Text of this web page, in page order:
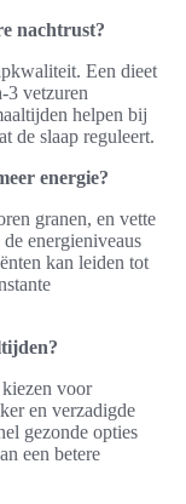
nachtrust?
Een dieet
3 vetzuren
helpen bij
de slaap reguleert.
energie?
granen, en vette
energieniveaus
kan leiden tot
voor
en verzadigde
gezonde opties
een betere